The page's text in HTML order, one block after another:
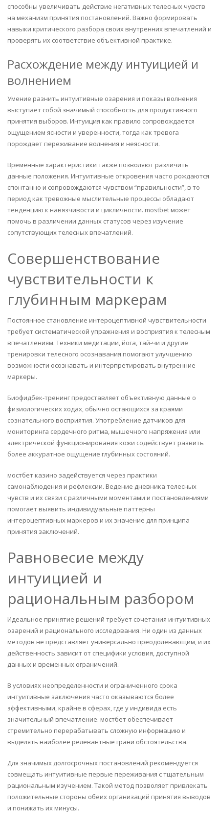
способны увеличивать действие негативных телесных чувств
на механизм принятия постановлений. Важно формировать
навыки критического разбора своих внутренних впечатлений и
проверять их соответствие объективной практике.
Расхождение между интуицией и
волнением
Умение разнить интуитивные озарения и показы волнения
выступает собой значимый способность для продуктивного
принятия выборов. Интуиция как правило сопровождается
ощущением ясности и уверенности, тогда как тревога
порождает переживание волнения и неясности.
Временные характеристики также позволяют различить
данные положения. Интуитивные откровения часто рождаются
спонтанно и сопровождаются чувством “правильности”, в то
период как тревожные мыслительные процессы обладают
тенденцию к навязчивости и цикличности. mostbet может
помочь в различении данных статусов через изучение
сопутствующих телесных впечатлений.
Совершенствование
чувствительности к
глубинным маркерам
Постоянное становление интероцептивной чувствительности
требует систематической упражнения и восприятия к телесным
впечатлениям. Техники медитации, йога, тай-чи и другие
тренировки телесного осознавания помогают улучшению
возможности осознавать и интерпретировать внутренние
маркеры.
Биофидбек-тренинг предоставляет объективную данные о
физиологических ходах, обычно остающихся за краями
сознательного восприятия. Употребление датчиков для
мониторинга сердечного ритма, мышечного напряжения или
электрической функционирования кожи содействует развить
более аккуратное ощущение глубинных состояний.
мостбет казино задействуется через практики
самонаблюдения и рефлексии. Ведение дневника телесных
чувств и их связи с различными моментами и постановлениями
помогает выявить индивидуальные паттерны
интероцептивных маркеров и их значение для принципа
принятия заключений.
Равновесие между
интуицией и
рациональным разбором
Идеальное принятие решений требует сочетания интуитивных
озарений и рационального исследования. Ни один из данных
методов не представляет универсально преодолевающим, и их
действенность зависит от специфики условия, доступной
данных и временных ограничений.
В условиях неопределенности и ограниченного срока
интуитивные заключения часто оказываются более
эффективными, крайне в сферах, где у индивида есть
значительный впечатление. мостбет обеспечивает
стремительно перерабатывать сложную информацию и
выделять наиболее релевантные грани обстоятельства.
Для значимых долгосрочных постановлений рекомендуется
совмещать интуитивные первые переживания с тщательным
рациональным изучением. Такой метод позволяет привлекать
положительные стороны обеих организаций принятия выводов
и понижать их минусы.